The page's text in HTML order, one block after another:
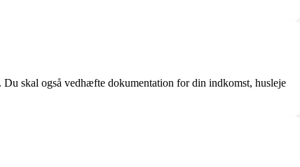
skal også vedhæfte dokumentation for din indkomst, husleje